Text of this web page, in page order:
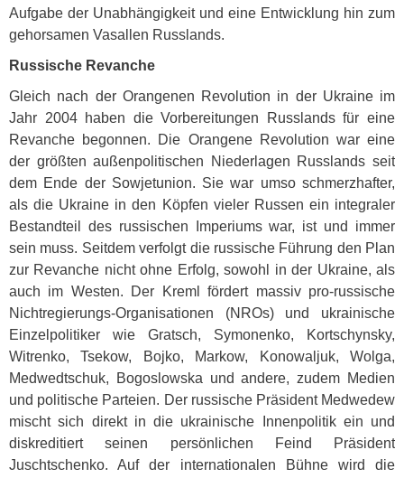
Aufgabe der Unabhängigkeit und eine Entwicklung hin zum
gehorsamen Vasallen Russlands.
Russische Revanche
Gleich nach der Orangenen Revolution in der Ukraine im
Jahr 2004 haben die Vorbereitungen Russlands für eine
Revanche begonnen. Die Orangene Revolution war eine
der größten außenpolitischen Niederlagen Russlands seit
dem Ende der Sowjetunion. Sie war umso schmerzhafter,
als die Ukraine in den Köpfen vieler Russen ein integraler
Bestandteil des russischen Imperiums war, ist und immer
sein muss. Seitdem verfolgt die russische Führung den Plan
zur Revanche nicht ohne Erfolg, sowohl in der Ukraine, als
auch im Westen. Der Kreml fördert massiv pro-russische
Nichtregierungs-Organisationen (NROs) und ukrainische
Einzelpolitiker wie Gratsch, Symonenko, Kortschynsky,
Witrenko, Tsekow, Bojko, Markow, Konowaljuk, Wolga,
Medwedtschuk, Bogoslowska und andere, zudem Medien
und politische Parteien. Der russische Präsident Medwedew
mischt sich direkt in die ukrainische Innenpolitik ein und
diskreditiert seinen persönlichen Feind Präsident
Juschtschenko. Auf der internationalen Bühne wird die